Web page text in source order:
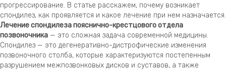
прогрессирование. В статье расскажем, почему возникает
спондилез, как проявляется и какое лечение при нем назначается.
Лечение спондилеза пояснично-крестцового отдела
позвоночника — это сложная задача современной медицины.
Спондилез — это дегенеративно-дистрофические изменения
позвоночного столба, которые характеризуются постепенным
разрушением межпозвонковых дисков и суставов, а также